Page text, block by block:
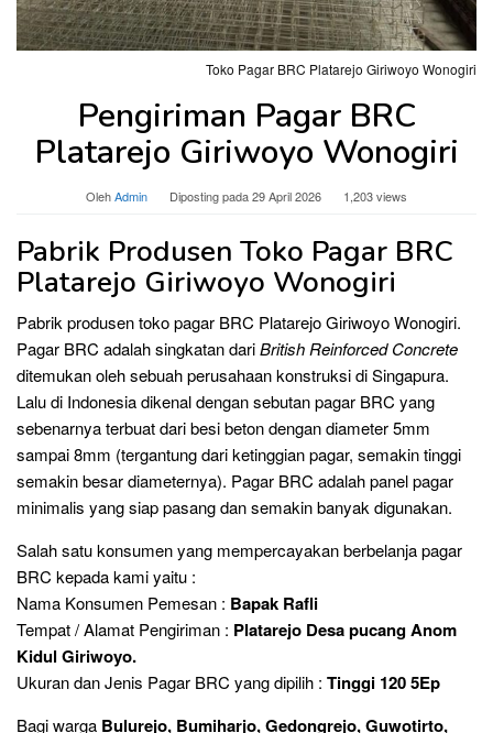
Toko Pagar BRC Platarejo Giriwoyo Wonogiri
Pengiriman Pagar BRC
Platarejo Giriwoyo Wonogiri
OlehAdmin Diposting pada29 April 2026 1,203 views
Pabrik Produsen Toko Pagar BRC
Platarejo Giriwoyo Wonogiri
Pabrik produsen toko pagar BRC Platarejo Giriwoyo Wonogiri.
Pagar BRC adalah singkatan dariBritish Reinforced Concrete
ditemukan oleh sebuah perusahaan konstruksi di Singapura.
Lalu di Indonesia dikenal dengan sebutan pagar BRC yang
sebenarnya terbuat dari besi beton dengan diameter 5mm
sampai 8mm (tergantung dari ketinggian pagar, semakin tinggi
semakin besar diameternya). Pagar BRC adalah panel pagar
minimalis yang siap pasang dan semakin banyak digunakan.
Salah satu konsumen yang mempercayakan berbelanja pagar
BRC kepada kami yaitu :
Nama Konsumen Pemesan : Bapak Rafli
Tempat / Alamat Pengiriman : Platarejo Desa pucang Anom
Kidul Giriwoyo.
Ukuran dan Jenis Pagar BRC yang dipilih : Tinggi 120 5Ep
Bagi warga Bulurejo, Bumiharjo, Gedongrejo, Guwotirto,